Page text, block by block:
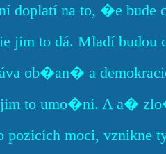
doplatí na to, �e
jim to dá. Mladí
ob�an� a
jim to umo�ní. A a�
moci, vznikne